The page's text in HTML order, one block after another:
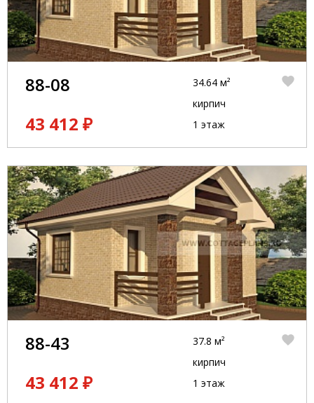
88-08
43 412 ₽
34.64 м²
кирпич
1 этаж
88-43
43 412 ₽
37.8 м²
кирпич
1 этаж